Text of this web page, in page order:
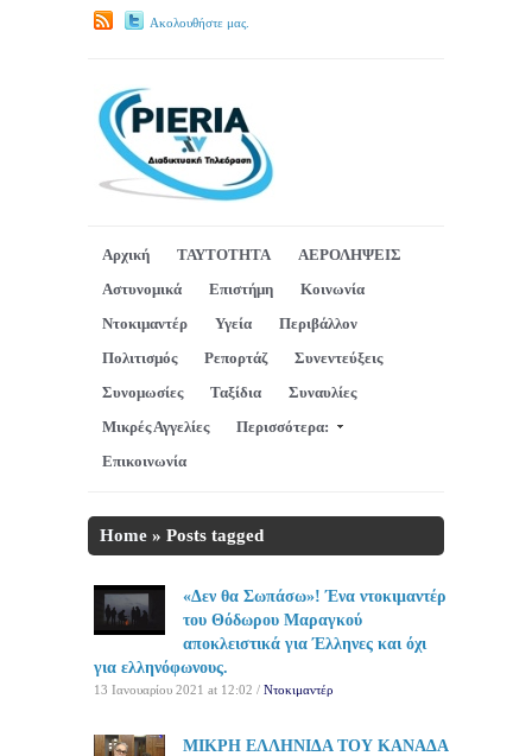
Ακολουθήστε μας.
Αρχική ΤΑΥΤΟΤΗΤΑ
ΑΕΡΟΛΗΨΕΙΣ
Αστυνομικά
Επιστήμη
Κοινωνία
Ντοκιμαντέρ
Υγεία
Περιβάλλον
Πολιτισμός
Ρεπορτάζ
Συνεντεύξεις
Συνομωσίες
Ταξίδια
Συναυλίες
Μικρές Αγγελίες
Περισσότερα:
Επικοινωνία
Home » Posts tagged
«Δεν θα Σωπάσω»! Ένα ντοκιμαντέρ
του Θόδωρου Μαραγκού
αποκλειστικά για Έλληνες και όχι
για ελληνόφωνους.
13 Ιανουαρίου 2021 at 12:02 / Ντοκιμαντέρ
ΜΙΚΡΗ ΕΛΛΗΝΙΔΑ ΤΟΥ ΚΑΝΑΔΑ